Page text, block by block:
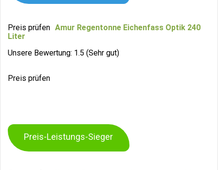
Preis prüfen Amur Regentonne Eichenfass Optik 240
Liter
Unsere Bewertung: 1.5 (Sehr gut)
Preis prüfen
Preis-Leistungs-Sieger